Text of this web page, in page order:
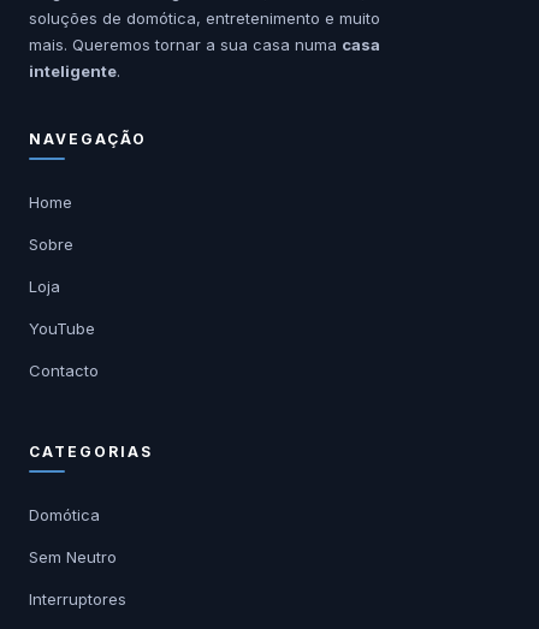
soluções de domótica, entretenimento e muito
mais. Queremos tornar a sua casa numa casa
inteligente.
NAVEGAÇÃO
Home
Sobre
Loja
YouTube
Contacto
CATEGORIAS
Domótica
Sem Neutro
Interruptores